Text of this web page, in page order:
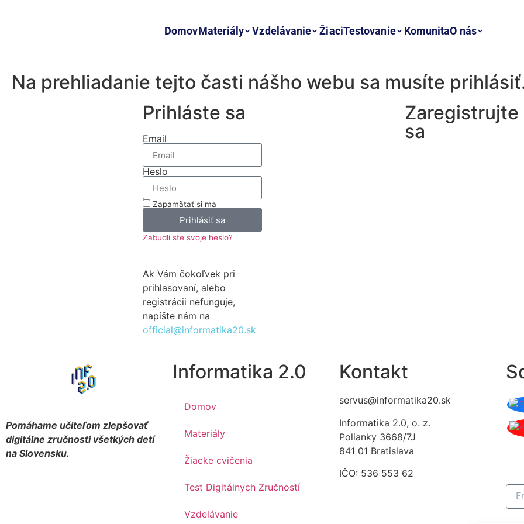
DomovMateriály Vzdelávanie ŽiaciTestovanie KomunitaO nás
Na prehliadanie tejto časti nášho webu sa musíte
Prihláste sa
Email
Heslo
Zapamätať si ma
Prihlásiť sa
Zabudli ste svoje heslo?
Ak Vám čokoľvek pri
prihlasovaní, alebo
registrácii nefunguje,
napíšte nám na
official@informatika20.sk
Zaregistrujte
sa
Pomáhame učiteľom zlepšovať
digitálne zručnosti všetkých detí
na Slovensku.
Informatika 2.0
Domov
Materiály
Žiacke cvičenia
Test Digitálnych Zručností
Vzdelávanie
Kontakt
servus@informatika20.sk
Informatika 2.0, o. z.
Polianky 3668/7J
841 01 Bratislava
IČO: 536 553 62